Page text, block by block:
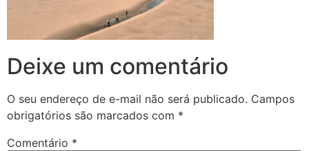
Deixe um comentário
O seu endereço de e-mail não será publicado. Campos
obrigatórios são marcados com *
Comentário *